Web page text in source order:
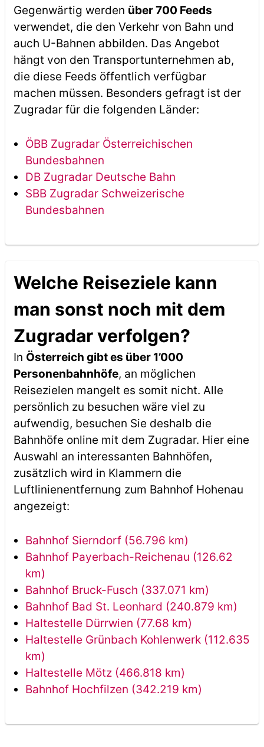
Gegenwärtig werden über 700 Feeds
verwendet, die den Verkehr von Bahn und
auch U-Bahnen abbilden. Das Angebot
hängt von den Transportunternehmen ab,
die diese Feeds öffentlich verfügbar
machen müssen. Besonders gefragt ist der
Zugradar für die folgenden Länder:
ÖBB Zugradar Österreichischen
Bundesbahnen
DB Zugradar Deutsche Bahn
SBB Zugradar Schweizerische
Bundesbahnen
Welche Reiseziele kann
man sonst noch mit dem
Zugradar verfolgen?
In Österreich gibt es über 1’000
Personenbahnhöfe, an möglichen
Reisezielen mangelt es somit nicht. Alle
persönlich zu besuchen wäre viel zu
aufwendig, besuchen Sie deshalb die
Bahnhöfe online mit dem Zugradar. Hier eine
Auswahl an interessanten Bahnhöfen,
zusätzlich wird in Klammern die
Luftlinienentfernung zum Bahnhof Hohenau
angezeigt:
Bahnhof Sierndorf (56.796 km)
Bahnhof Payerbach-Reichenau (126.62
km)
Bahnhof Bruck-Fusch (337.071 km)
Bahnhof Bad St. Leonhard (240.879 km)
Haltestelle Dürrwien (77.68 km)
Haltestelle Grünbach Kohlenwerk (112.635
km)
Haltestelle Mötz (466.818 km)
Bahnhof Hochfilzen (342.219 km)